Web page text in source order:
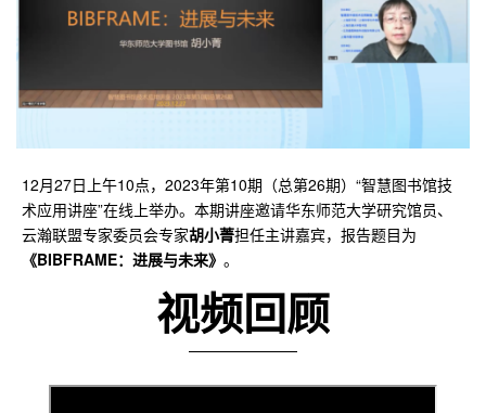
12月27日上午10点，2023年第10期（总第26期）“智慧图书馆技
术应用讲座”在线上举办。本期讲座邀请华东师范大学研究馆员、
云瀚联盟专家委员会专家胡小菁担任主讲嘉宾，报告题目为
《BIBFRAME：进展与未来》 。
视频回顾